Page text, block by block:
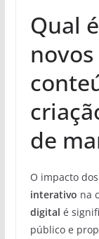
Qual
de
O impacto dos
interativo na
digital é
público e